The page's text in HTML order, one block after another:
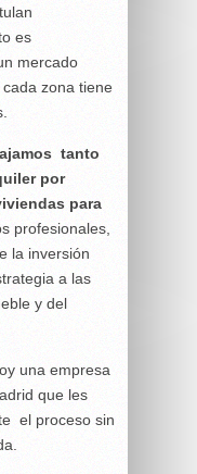
es
mercado
zona tiene
tanto
por
para
profesionales,
la inversión
a las
y del
una empresa
que les
el proceso sin